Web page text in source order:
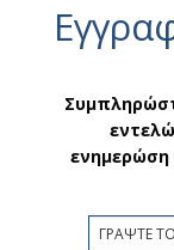
ενημερώση